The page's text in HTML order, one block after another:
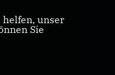
helfen, unser
Sie